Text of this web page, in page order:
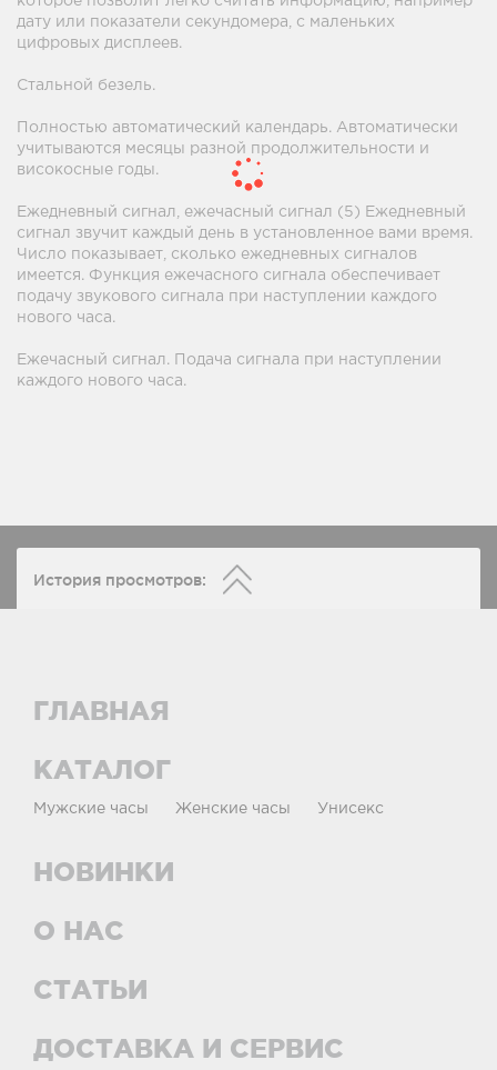
дату или показатели секундомера, с маленьких
цифровых дисплеев.
Стальной безель.
Полностью автоматический календарь. Автоматически
учитываются месяцы разной продолжительности и
високосные годы.
Ежедневный сигнал, ежечасный сигнал (5) Ежедневный
сигнал звучит каждый день в установленное вами время.
Число показывает, сколько ежедневных сигналов
имеется. Функция ежечасного сигнала обеспечивает
подачу звукового сигнала при наступлении каждого
нового часа.
Ежечасный сигнал. Подача сигнала при наступлении
каждого нового часа.
История просмотров:
ГЛАВНАЯ
КАТАЛОГ
Мужские часы Женские часы Унисекс
НОВИНКИ
О НАС
СТАТЬИ
ДОСТАВКА И СЕРВИС